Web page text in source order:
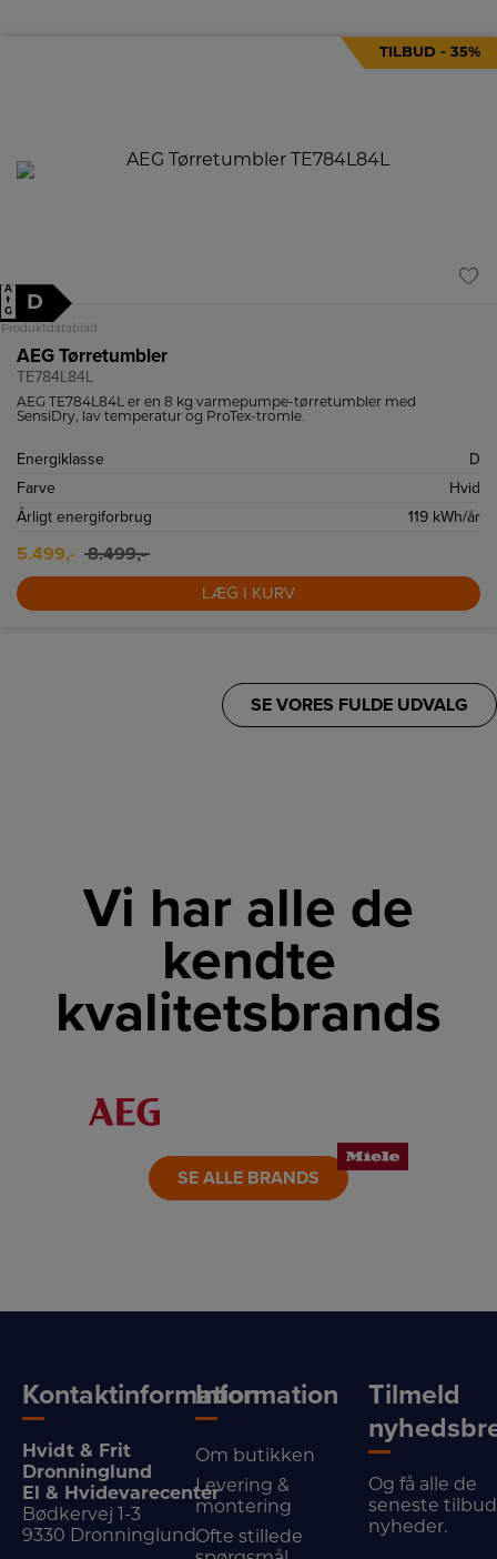
TILBUD - 35%
A
↑
G
D
Produktdatablad
AEG Tørretumbler
TE784L84L
AEG TE784L84L er en 8 kg varmepumpe-tørretumbler med
SensiDry, lav temperatur og ProTex-tromle.
Energiklasse
D
Farve
Hvid
Årligt energiforbrug
119 kWh/år
5.499,- 8.499,-
LÆG I KURV
SE VORES FULDE UDVALG
Vi har alle de
kendte
kvalitetsbrands
LINK
SE ALLE BRANDS
Kontaktinformation
Hvidt & Frit
Dronninglund
El & Hvidevarecenter
Bødkervej 1-3
9330 Dronninglund
Information
Om butikken
Levering &
montering
Ofte stillede
Tilmeld
Og få alle de
seneste
nyheder.